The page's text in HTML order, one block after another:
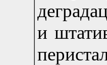
и